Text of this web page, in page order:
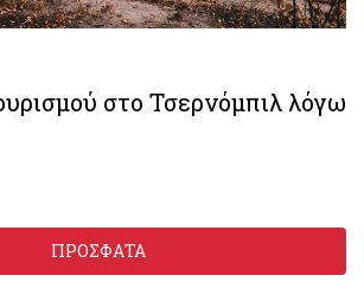
στο Τσερνόμπιλ λόγω
ΠΡΟΣΦΑΤΑ